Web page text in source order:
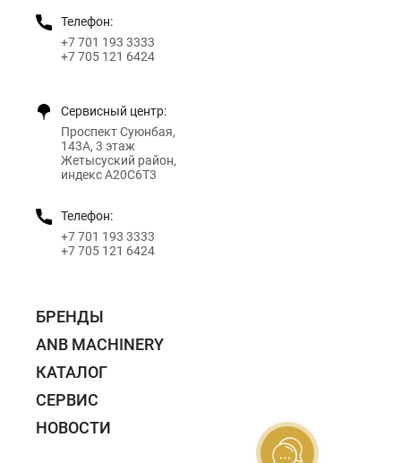
Телефон:
+7 701 193 3333
+7 705 121 6424
Сервисный центр:
Проспект Суюнбая,
143А, 3 этаж
Жетысуский район,
индекс A20C6T3
Телефон:
+7 701 193 3333
+7 705 121 6424
БРЕНДЫ
ANB MACHINERY
КАТАЛОГ
СЕРВИС
НОВОСТИ